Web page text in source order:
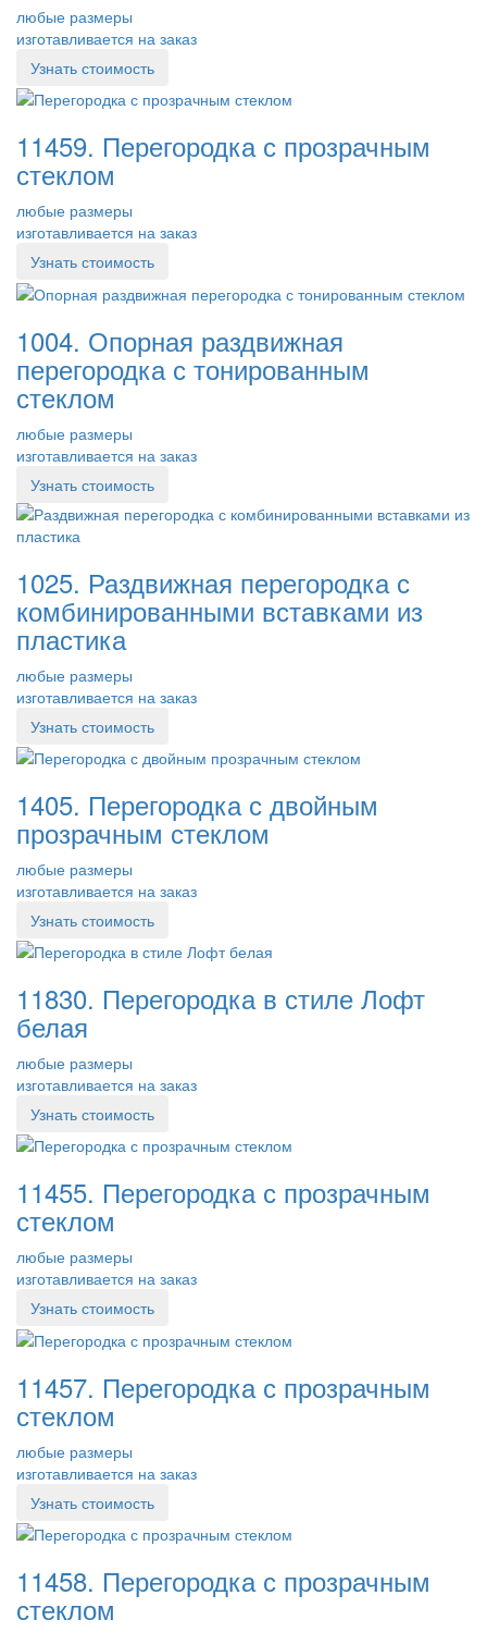
любые размеры
изготавливается на заказ
Узнать стоимость
11459. Перегородка с прозрачным
стеклом
любые размеры
изготавливается на заказ
Узнать стоимость
1004. Опорная раздвижная
перегородка с тонированным
стеклом
любые размеры
изготавливается на заказ
Узнать стоимость
1025. Раздвижная перегородка с
комбинированными вставками из
пластика
любые размеры
изготавливается на заказ
Узнать стоимость
1405. Перегородка с двойным
прозрачным стеклом
любые размеры
изготавливается на заказ
Узнать стоимость
11830. Перегородка в стиле Лофт
белая
любые размеры
изготавливается на заказ
Узнать стоимость
11455. Перегородка с прозрачным
стеклом
любые размеры
изготавливается на заказ
Узнать стоимость
11457. Перегородка с прозрачным
стеклом
любые размеры
изготавливается на заказ
Узнать стоимость
11458. Перегородка с прозрачным
стеклом